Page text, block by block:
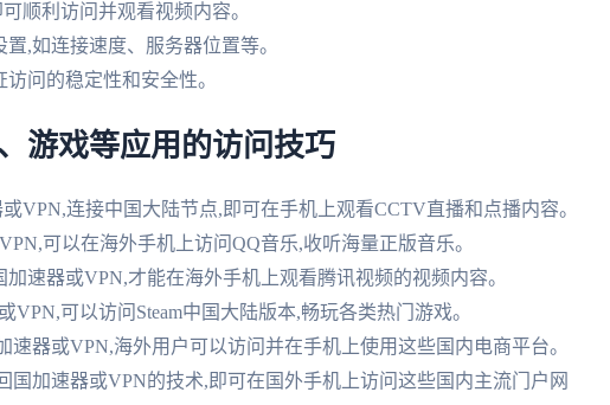
顺利访问并观看视频内容。
,如连接速度、服务器位置等。
问的稳定性和安全性。
游戏等应用的访问技巧
VPN,连接中国大陆节点,即可在手机上观看CCTV直播和点播内容。
可以在海外手机上访问QQ音乐,收听海量正版音乐。
速器或VPN,才能在海外手机上观看腾讯视频的视频内容。
VPN,可以访问Steam中国大陆版本,畅玩各类热门游戏。
速器或VPN,海外用户可以访问并在手机上使用这些国内电商平台。
国加速器或VPN的技术,即可在国外手机上访问这些国内主流门户网